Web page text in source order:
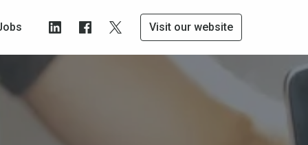
Visit our website